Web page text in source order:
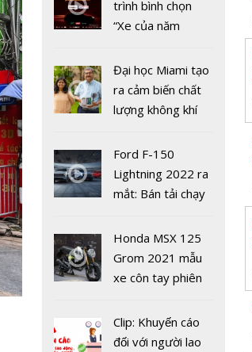
Chủ tịch Chu Ngọc
Anh giải toả 'ách
dân Thủ đô
trình bình chọn
“Xe của năm
Đại học Miami tạo
ra cảm biến chất
lượng không khí
19
Ford F-150
Lightning 2022 ra
mắt: Bán tải chạy
chưa đến 40 nghìn
USD
Honda MSX 125
Grom 2021 mẫu
xe côn tay phiên
Clip: Khuyến cáo
đối với người lao